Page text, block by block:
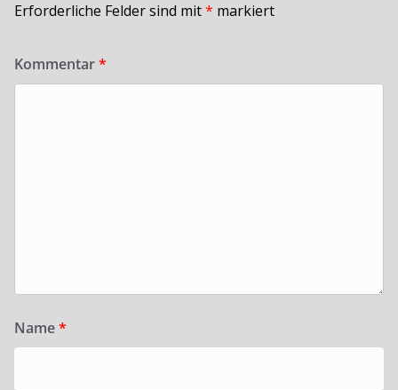
Erforderliche Felder sind mit* markiert
Kommentar*
Name*